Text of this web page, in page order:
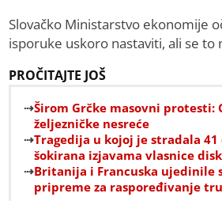
Slovačko Ministarstvo ekonomije
isporuke uskoro nastaviti, ali se to
PROČITAJTE JOŠ
Širom Grčke masovni protesti:
željezničke nesreće
Tragedija u kojoj je stradala 41
šokirana izjavama vlasnice
Britanija i Francuska ujedinile
pripreme za raspoređivanje